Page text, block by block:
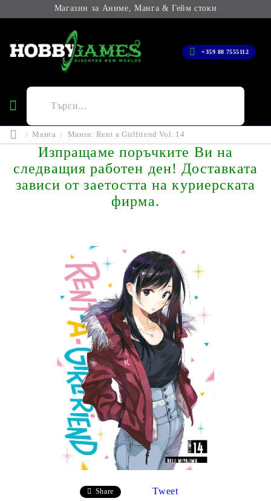
Магазин за Аниме, Манга & Гейм стоки
+359 88 7555112
Манга Манга: Rent a Girlfriend Vol. 14
Изпращаме поръчките Ви на
следващия работен ден! Доставката
зависи от заетостта на куриерската
фирма.
Share Tweet